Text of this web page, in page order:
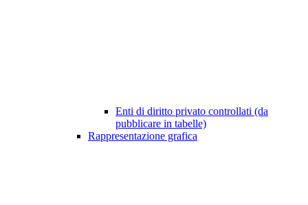
Enti di diritto privato controllati (da
pubblicare in tabelle)
Rappresentazione grafica